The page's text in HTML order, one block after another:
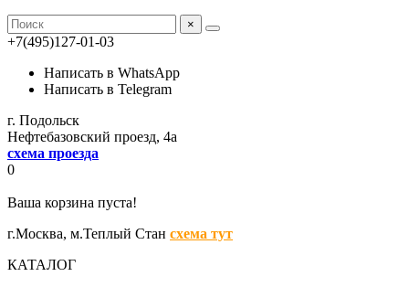
×
+7(495)127-01-03
Написать в WhatsApp
Написать в Telegram
г. Подольск
Нефтебазовский проезд, 4а
схема проезда
0
Ваша корзина пуста!
г.Москва, м.Теплый Стан схема тут
КАТАЛОГ